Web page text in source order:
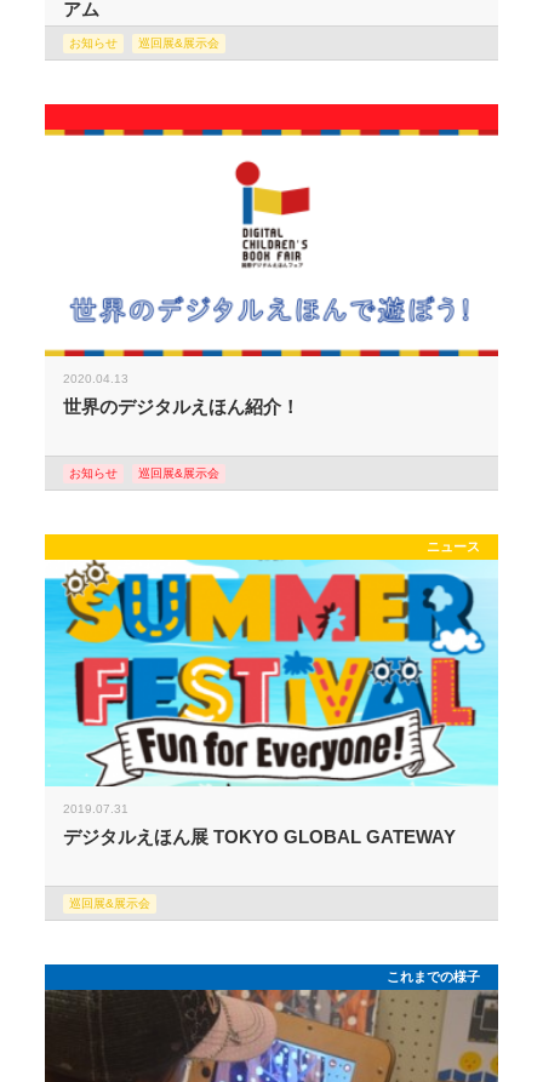
アム
お知らせ 巡回展&展示会
2020.04.13
世界のデジタルえほん紹介！
お知らせ 巡回展&展示会
ニュース
2019.07.31
デジタルえほん展 TOKYO GLOBAL GATEWAY
巡回展&展示会
これまでの様子